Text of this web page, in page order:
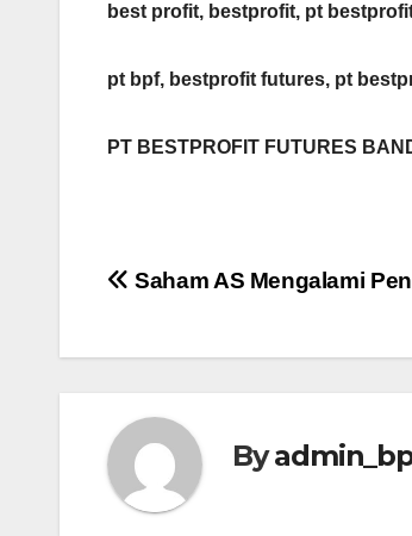
best profit, bestprofit, pt
pt bpf, bestprofit futures, pt
PT BESTPROFIT FUTURES
Post
Saham AS Mengalami
By